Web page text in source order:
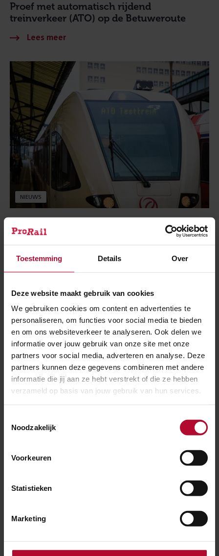
Toestemming Details Over
Deze website maakt gebruik van cookies
We gebruiken cookies om content en advertenties te
personaliseren, om functies voor social media te bieden
en om ons websiteverkeer te analyseren. Ook delen we
informatie over jouw gebruik van onze site met onze
partners voor social media, adverteren en analyse. Deze
partners kunnen deze gegevens combineren met andere
informatie die jij aan ze hebt verstrekt of die ze hebben
verzameld op basis van jouw gebruik van hun services.
Noodzakelijk
Voorkeuren
Statistieken
Marketing
Proef met automatisch rijdend
treinverkeer (ATO) op de Betuweroute
NIEUWS
Meer spoor­capaciteit met geautomatiseerd
treinen rijden
NIEUWS
Online talkshow over Automatic Train
11 december 2020